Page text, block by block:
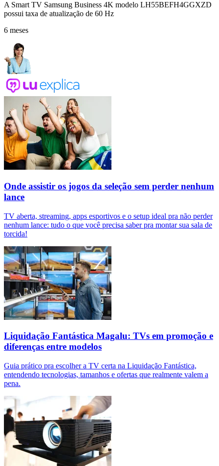
A Smart TV Samsung Business 4K modelo LH55BEFH4GGXZD
possui taxa de atualização de 60 Hz
6 meses
Onde assistir os jogos da seleção sem perder nenhum
lance
TV aberta, streaming, apps esportivos e o setup ideal pra não perder
nenhum lance: tudo o que você precisa saber pra montar sua sala de
torcida!
Liquidação Fantástica Magalu: TVs em promoção e
diferenças entre modelos
Guia prático pra escolher a TV certa na Liquidação Fantástica,
entendendo tecnologias, tamanhos e ofertas que realmente valem a
pena.